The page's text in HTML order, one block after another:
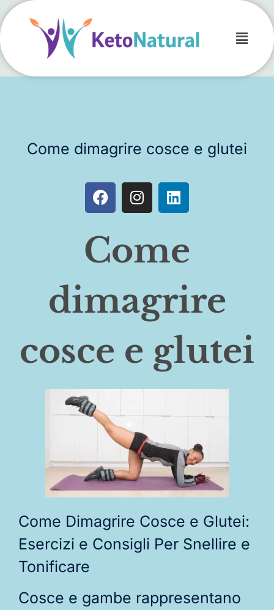
Come dimagrire cosce e glutei
Come
dimagrire
cosce e glutei
Come Dimagrire Cosce e Glutei:
Esercizi e Consigli Per Snellire e
Tonificare
Cosce e gambe rappresentano